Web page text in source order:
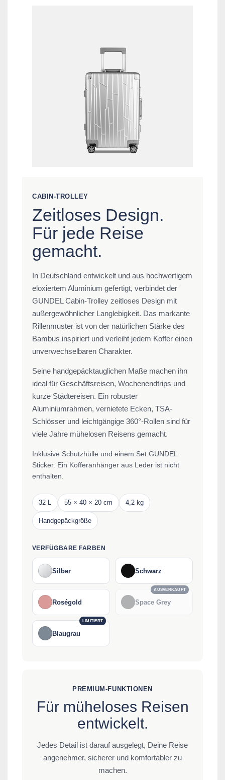
CABIN-TROLLEY
Zeitloses Design.
Für jede Reise
gemacht.
In Deutschland entwickelt und aus hochwertigem
eloxiertem Aluminium gefertigt, verbindet der
GUNDEL Cabin-Trolley zeitloses Design mit
außergewöhnlicher Langlebigkeit. Das markante
Rillenmuster ist von der natürlichen Stärke des
Bambus inspiriert und verleiht jedem Koffer einen
unverwechselbaren Charakter.
Seine handgepäcktauglichen Maße machen ihn
ideal für Geschäftsreisen, Wochenendtrips und
kurze Städtereisen. Ein robuster
Aluminiumrahmen, vernietete Ecken, TSA-
Schlösser und leichtgängige 360°-Rollen sind für
viele Jahre mühelosen Reisens gemacht.
Inklusive Schutzhülle und einem Set GUNDEL
Sticker. Ein Kofferanhänger aus Leder ist nicht
enthalten.
32 L 55 × 40 × 20 cm 4,2 kg
Handgepäckgröße
VERFÜGBARE FARBEN
Silber Schwarz
Roségold
AUSVERKAUFT
Space Grey
LIMITIERT
Blaugrau
PREMIUM-FUNKTIONEN
Für müheloses Reisen
entwickelt.
Jedes Detail ist darauf ausgelegt, Deine Reise
angenehmer, sicherer und komfortabler zu
machen.